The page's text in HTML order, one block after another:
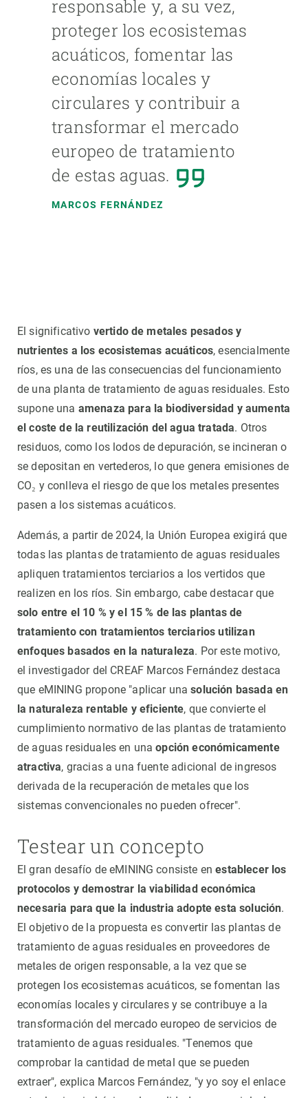
responsable y, a su vez,
proteger los ecosistemas
acuáticos, fomentar las
economías locales y
circulares y contribuir a
transformar el mercado
europeo de tratamiento
de estas aguas.
MARCOS FERNÁNDEZ
El significativo vertido de metales pesados y
nutrientes a los ecosistemas acuáticos, esencialmente
ríos, es una de las consecuencias del funcionamiento
de una planta de tratamiento de aguas residuales. Esto
supone una amenaza para la biodiversidad y aumenta
el coste de la reutilización del agua tratada. Otros
residuos, como los lodos de depuración, se incineran o
se depositan en vertederos, lo que genera emisiones de
CO₂ y conlleva el riesgo de que los metales presentes
pasen a los sistemas acuáticos.
Además, a partir de 2024, la Unión Europea exigirá que
todas las plantas de tratamiento de aguas residuales
apliquen tratamientos terciarios a los vertidos que
realizen en los ríos. Sin embargo, cabe destacar que
solo entre el 10 % y el 15 % de las plantas de
tratamiento con tratamientos terciarios utilizan
enfoques basados en la naturaleza. Por este motivo,
el investigador del CREAF Marcos Fernández destaca
que eMINING propone "aplicar unasolución basada en
la naturaleza rentable y eficiente, que convierte el
cumplimiento normativo de las plantas de tratamiento
de aguas residuales en unaopción económicamente
atractiva, gracias a una fuente adicional de ingresos
derivada de la recuperación de metales que los
sistemas convencionales no pueden ofrecer".
Testear un concepto
El gran desafío de eMINING consiste enestablecer los
protocolos y demostrar la viabilidad económica
necesaria para que la industria adopte esta solución.
El objetivo de la propuesta es convertir las plantas de
tratamiento de aguas residuales en proveedores de
metales de origen responsable, a la vez que se
protegen los ecosistemas acuáticos, se fomentan las
economías locales y circulares y se contribuye a la
transformación del mercado europeo de servicios de
tratamiento de aguas residuales. "Tenemos que
comprobar la cantidad de metal que se pueden
extraer", explica Marcos Fernández, "y yo soy el enlace